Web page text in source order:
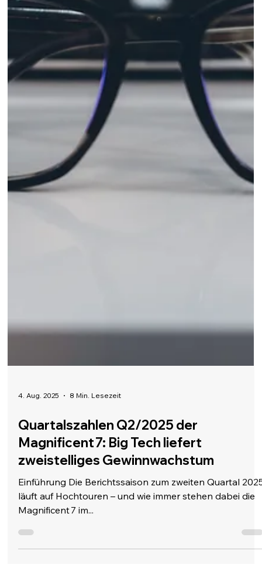
Quartalszahlen Q2/2025 der
Magnificent 7: Big Tech liefert
zweistelliges Gewinnwachstum
Einführung Die Berichtssaison zum zweiten Quartal
läuft auf Hochtouren – und wie immer stehen dabei die
Magnificent 7 im...